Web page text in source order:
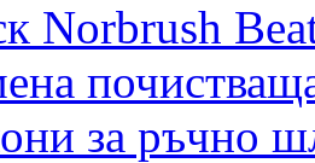
Norbrush
за ръчно